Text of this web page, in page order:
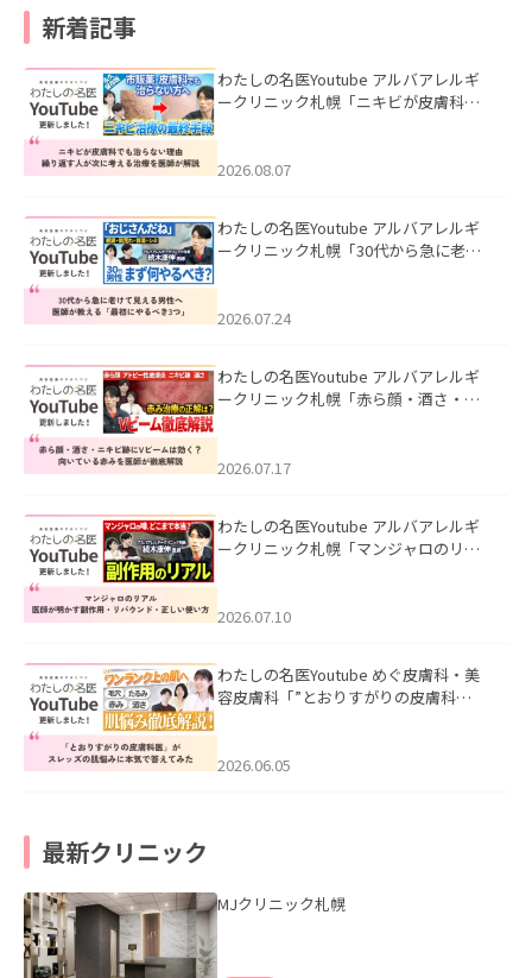
新着記事
わたしの名医Youtube アルバアレルギ
ークリニック札幌「ニキビが皮膚科で
ました。
2026.08.07
わたしの名医Youtube アルバアレルギ
ークリニック札幌「30代から急に老け
た。
2026.07.24
わたしの名医Youtube アルバアレルギ
ークリニック札幌「赤ら顔・酒さ・ニ
した。
2026.07.17
わたしの名医Youtube アルバアレルギ
ークリニック札幌「マンジャロのリア
た。
2026.07.10
わたしの名医Youtube めぐ皮膚科・美
容皮膚科「”とおりすがりの皮膚科
2026.06.05
最新クリニック
MJクリニック札幌